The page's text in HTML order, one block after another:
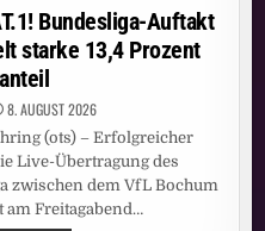
Bundesliga-Auftakt
starke 13,4 Prozent
8. AUGUST 2026
(ots) – Erfolgreicher
Live-Übertragung des
zwischen dem VfL Bochum
am Freitagabend…